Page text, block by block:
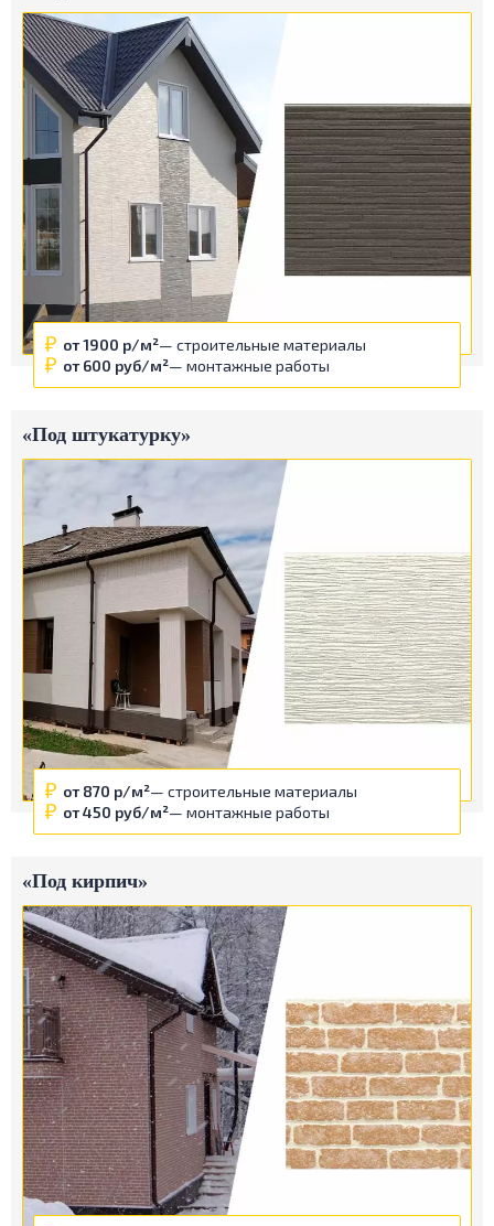
от 1900 р/м²— строительные материалы
от 600 руб/м²— монтажные работы
«Под штукатурку»
от 870 р/м²— строительные материалы
от 450 руб/м²— монтажные работы
«Под кирпич»